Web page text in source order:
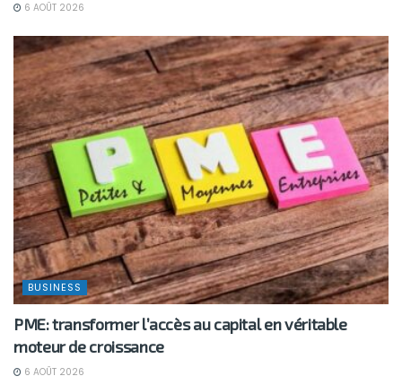
6 AOÛT 2026
BUSINESS
PME: transformer l’accès au capital en véritable
moteur de croissance
6 AOÛT 2026